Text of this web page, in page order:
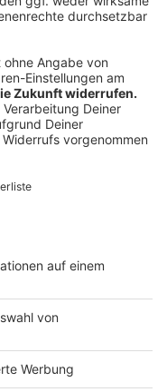
Richtige
Schriftsteller
ein Freibad in
Frisch
eines menschlichen
Sauerstoff
der sich dort
deutsche